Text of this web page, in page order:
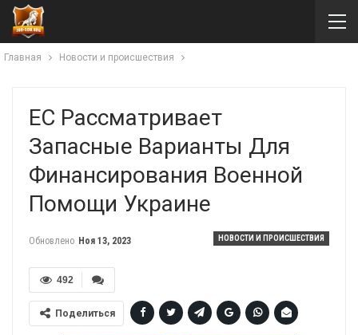
Главная Новости и происшествия
ЕС Рассматривает
Запасные Варианты Для
Финансирования Военной
Помощи Украине
НОВОСТИ И ПРОИСШЕСТВИЯ
Обновлено Ноя 13, 2023
492
Поделиться